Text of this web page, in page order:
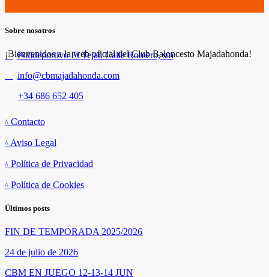
Sobre nosotros
¡Bienvenidos a la web oficial del Club Baloncesto Majadahonda!
Polideportivo El Tejar. Calle Romero, s/n
info@cbmajadahonda.com
+34 686 652 405
Contacto
Aviso Legal
Política de Privacidad
Política de Cookies
Últimos posts
FIN DE TEMPORADA 2025/2026
24 de julio de 2026
CBM EN JUEGO 12-13-14 JUN